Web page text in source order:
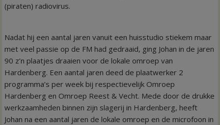
(piraten) radiovirus.
Nadat hij een aantal jaren vanuit een huisstudio stiekem maar
met veel passie op de FM had gedraaid, ging Johan in de jaren
90 z’n plaatjes draaien voor de lokale omroep van
Hardenberg. Een aantal jaren deed de plaatwerker 2
programma’s per week bij respectievelijk Omroep
Hardenberg en Omroep Reest & Vecht. Mede door de drukke
werkzaamheden binnen zijn slagerij in Hardenberg, heeft
Johan na een aantal jaren de lokale omroep en de microfoon in